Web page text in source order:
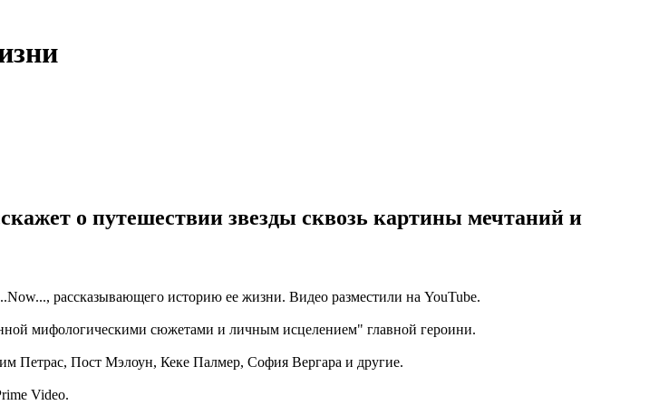
о путешествии звезды сквозь картины мечтаний и
рассказывающего историю ее жизни. Видео разместили на YouTube.
мифологическими сюжетами и личным исцелением" главной героини.
Петрас, Пост Мэлоун, Кеке Палмер, София Вергара и другие.
Video.